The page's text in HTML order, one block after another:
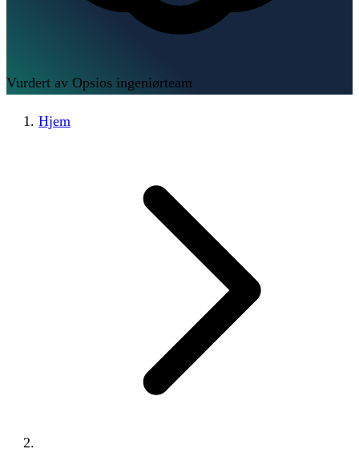
Vurdert av Opsios ingeniørteam
Hjem